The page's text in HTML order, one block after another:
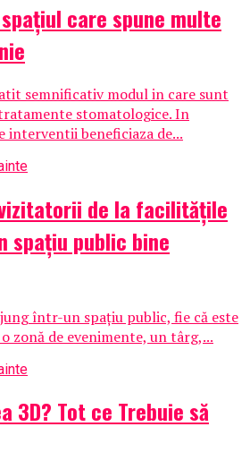
care spune multe
semnificativ modul in care sunt
stomatologice. In
beneficiaza de...
de la facilitățile
spațiu public bine
într-un spațiu public, fie că este
zonă de evenimente, un târg,...
3D? Tot ce Trebuie să